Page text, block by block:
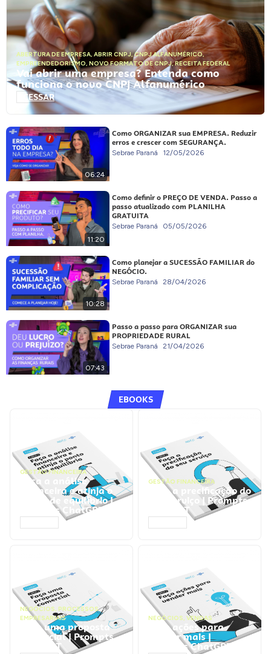
ABERTURA DE EMPRESA, ABRIR CNPJ,CNPJ ALFANUMÉRICO,
EMPREENDEDORISMO, NOVO FORMATO DE CNPJ,RECEITA FEDERAL
Vai abrir uma empresa? Entenda como
funciona o novo CNPJ Alfanumérico
ACESSAR
06:24
Como ORGANIZAR sua EMPRESA. Reduzir
erros e crescer com SEGURANÇA.
Sebrae Paraná 12/05/2026
11:20
Como definir o PREÇO DE VENDA. Passo a
passo atualizado com PLANILHA
GRATUITA
Sebrae Paraná 05/05/2026
10:28
Como planejar a SUCESSÃO FAMILIAR do
NEGÓCIO.
Sebrae Paraná 28/04/2026
07:43
Passo a passo para ORGANIZAR sua
PROPRIEDADE RURAL
Sebrae Paraná 21/04/2026
EBOOKS
GESTÃO FINANCEIRA
Faça a análise
financeira e atinja o
ponto de equilíbrio |
Prompts ChatGPT
GESTÃO FINANCEIRA
Faça a precificação do
seu serviço | Prompts
ChatGPT
NEGÓCIOS, PROCESSOS
EMPRESARIAIS
Faça uma proposta
comercial | Prompts
ChatGPT
NEGÓCIOS, VENDAS
Faça ações para
vender mais |
Prompts ChatGPT